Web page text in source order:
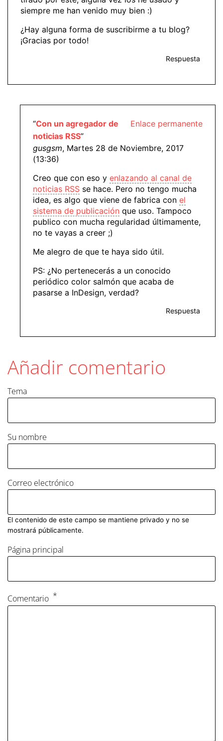
siempre me han venido muy bien :)
¿Hay alguna forma de suscribirme a tu blog?
¡Gracias por todo!
Respuesta
Enlace permanente
“Con un agregador de
noticias RSS”
gusgsm, Martes 28 de Noviembre, 2017
(13:36)
Creo que con eso y enlazando al canal de
noticias RSS se hace. Pero no tengo mucha
idea, es algo que viene de fabrica con el
sistema de publicación que uso. Tampoco
publico con mucha regularidad últimamente,
no te vayas a creer ;)
Me alegro de que te haya sido útil.
PS: ¿No pertenecerás a un conocido
periódico color salmón que acaba de
pasarse a InDesign, verdad?
Respuesta
Añadir comentario
Tema
Su nombre
Correo electrónico
El contenido de este campo se mantiene privado y no se
mostrará públicamente.
Página principal
Comentario